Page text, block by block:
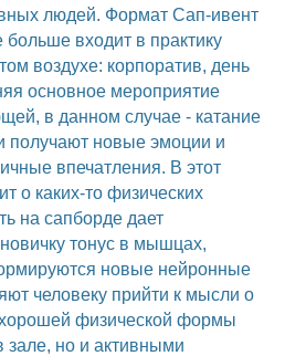
людей. Формат Сап-ивент
больше входит в практику
воздухе: корпоратив, день
основное мероприятие
в данном случае - катание
получают новые эмоции и
впечатления. В этот
о каких-то физических
на сапборде дает
тонус в мышцах,
новые нейронные
человеку прийти к мысли о
физической формы
зале, но и активными